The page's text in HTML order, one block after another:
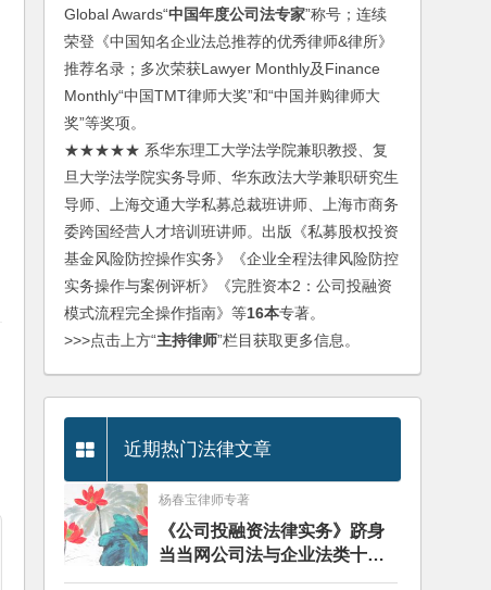
Global Awards“中国年度公司法专家”称号；连续
荣登《中国知名企业法总推荐的优秀律师&律所》
推荐名录；多次荣获Lawyer Monthly及Finance
Monthly“中国TMT律师大奖”和“中国并购律师大
奖”等奖项。
★★★★★ 系华东理工大学法学院兼职教授、复
旦大学法学院实务导师、华东政法大学兼职研究生
导师、上海交通大学私募总裁班讲师、上海市商务
委跨国经营人才培训班讲师。出版《私募股权投资
基金风险防控操作实务》《企业全程法律风险防控
实务操作与案例评析》《完胜资本2：公司投融资
模式流程完全操作指南》等16本专著。
>>>点击上方“主持律师”栏目获取更多信息。
近期热门法律文章
杨春宝律师专著
《公司投融资法律实务》跻身
当当网公司法与企业法类十大
畅销图书榜